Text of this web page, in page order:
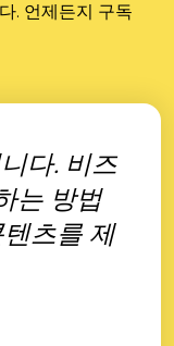
. 언제든지 구독
다. 비즈
는 방법
츠를 제